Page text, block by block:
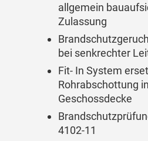
allgemein
Zulassung
bei senkrechter
Fit- In System
Rohrabschottung
Geschossdecke
4102-11